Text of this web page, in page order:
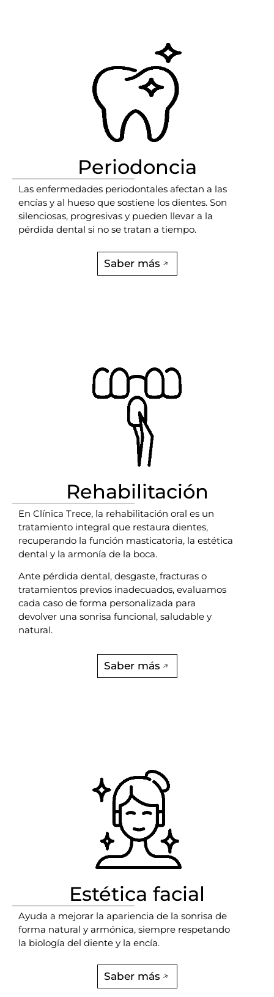
Periodoncia
Las enfermedades periodontales afectan a las
encías y al hueso que sostiene los dientes. Son
silenciosas, progresivas y pueden llevar a la
pérdida dental si no se tratan a tiempo.
Saber más
Rehabilitación
En Clínica Trece, la rehabilitación oral es un
tratamiento integral que restaura dientes,
recuperando la función masticatoria, la estética
dental y la armonía de la boca.
Ante pérdida dental, desgaste, fracturas o
tratamientos previos inadecuados, evaluamos
cada caso de forma personalizada para
devolver una sonrisa funcional, saludable y
natural.
Saber más
Estética facial
Ayuda a mejorar la apariencia de la sonrisa de
forma natural y armónica, siempre respetando
la biología del diente y la encía.
Saber más